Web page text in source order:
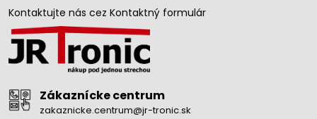
Kontaktujte nás cez Kontaktný formulár
Zákaznícke centrum
zakaznicke.centrum@jr-tronic.sk